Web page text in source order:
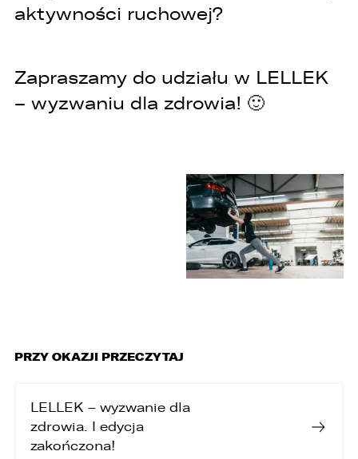
aktywności ruchowej?
Zapraszamy do udziału w LELLEK
– wyzwaniu dla zdrowia! 🙂
PRZY OKAZJI PRZECZYTAJ
LELLEK – wyzwanie dla
zdrowia. I edycja
zakończona!